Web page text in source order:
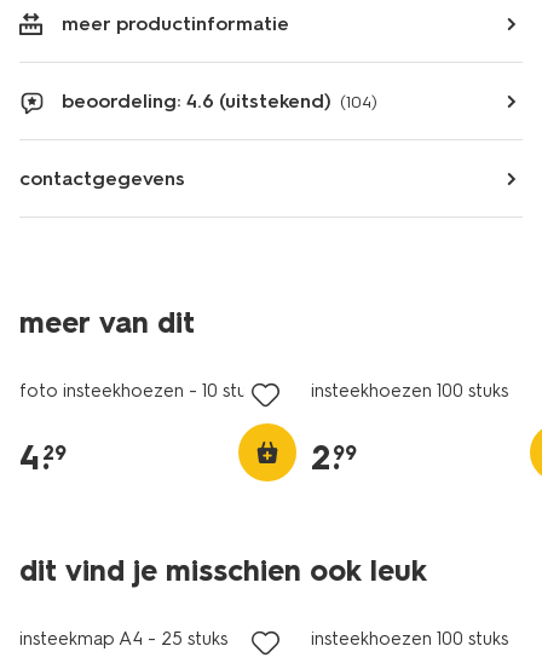
meer productinformatie
beoordeling: 4.6 (uitstekend) (104)
contactgegevens
meer van dit
foto insteekhoezen - 10 stuks
4.
29
insteekhoezen 100 stuks
2.
99
dit vind je misschien ook leuk
insteekmap A4 - 25 stuks insteekhoezen 100 stuks